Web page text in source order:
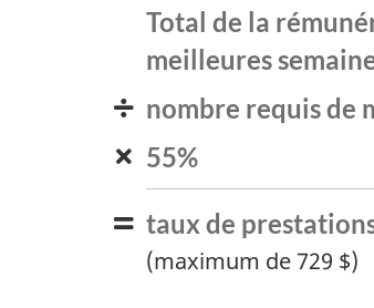
o
u
s
Total de la
meilleures
divisé
par
nombre requis de
multiplié
par
55%
égal
taux de
(maximum de 729 $)